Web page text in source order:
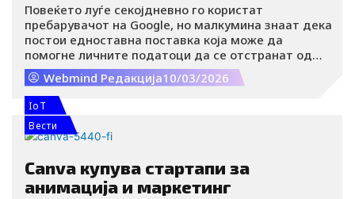
Повеќето луѓе секојдневно го користат
пребарувачот на Google, но малкумина знаат дека
постои едноставна поставка која може да
помогне личните податоци да се отстранат од
резултатите од пребарувањето. Станува збор за
алатка која автоматски следи дали на интернет
се појавуваат информации како адреса,
телефонски број или е-пошта и им овозможува на
корисниците да побараат нивно отстранување од
резултатите на Google. Иако е бесплатна и
релативно едноставна за користење, оваа опција
и понатаму е речиси непозната за пошироката
јавност.
Webmind Редакција10/03/2026
IoT
Вести
Canva купува стартапи за
анимација и маркетинг